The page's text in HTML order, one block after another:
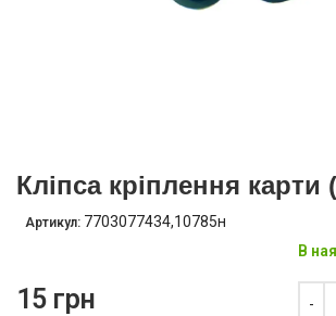
Кліпса кріплення карти
Артикул: 7703077434,10785н
15 грн
В